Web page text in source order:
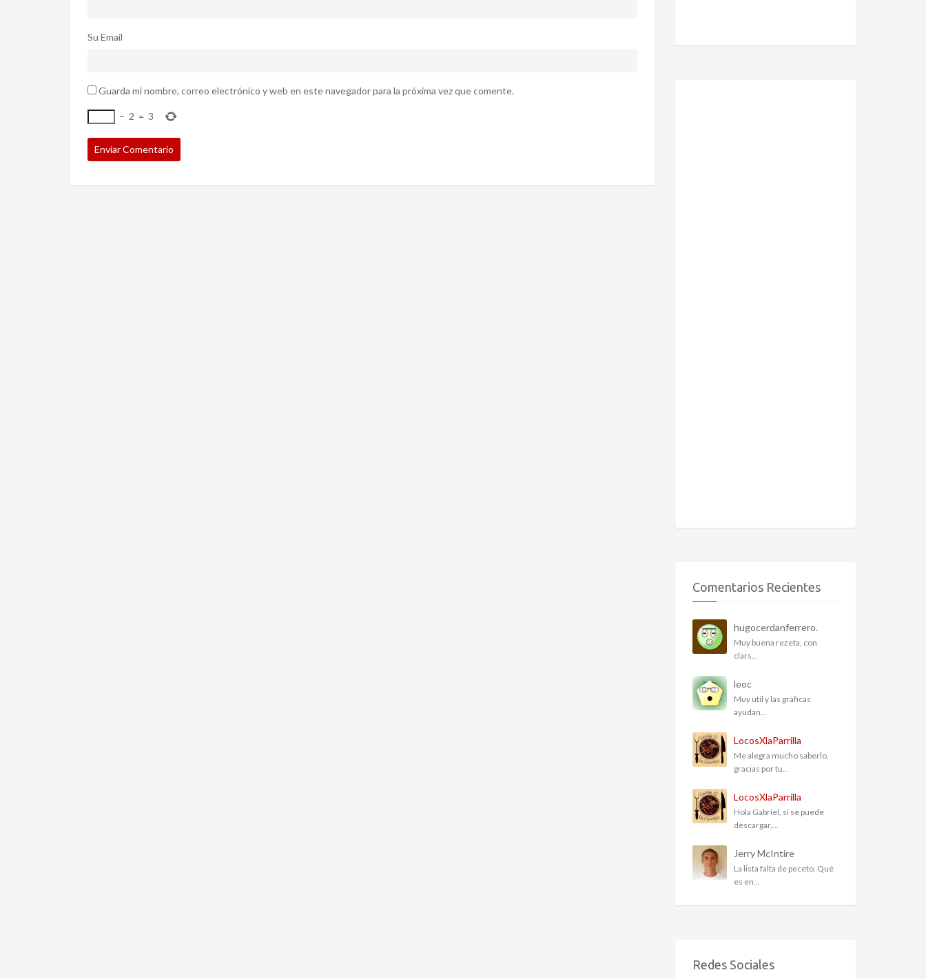
Su Email
Guarda mi nombre, correo electrónico y web en este navegador para la próxima vez que comente.
− 2 = 3
Comentarios Recientes
hugocerdanferrero.
Muy buena rezeta, con
clars...
leoc
Muy util y las gráficas
ayudan...
LocosXlaParrilla
Me alegra mucho saberlo,
gracias por tu...
LocosXlaParrilla
Hola Gabriel, si se puede
descargar,...
Jerry McIntire
La lista falta de peceto. Qué
es en...
Redes Sociales